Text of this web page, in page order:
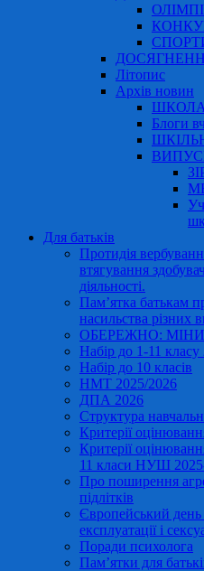
Літопис
Архів новин
ШКОЛА
Блоги
Для батьків
Протидія
втягування
діяльності.
Пам’ятка батькам
насильства різних
ОБЕРЕЖНО: МІНИ
Набір до 1-11
Набір до 10 класів
НМТ 2025/2026
ДПА 2026
Структура
Критерії
Критерії
11 класи НУШ
Про поширення
підлітків
Європейський день
експлуатації і
Поради психолога
Пам’ятки для